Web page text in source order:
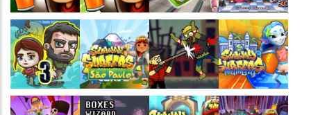
Jogaê Jogaê Jogaê Jogaê